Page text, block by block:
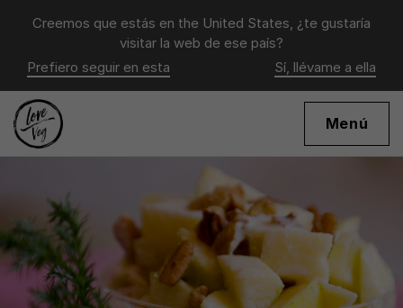
Creemos que estás en the United States, ¿te gustaría
visitar la web de ese país?
Prefiero seguir en esta
Sí, llévame a ella
Menú